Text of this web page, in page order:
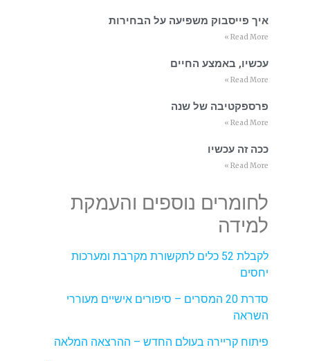
איך פייסבוק משפיעה על הבחירות
Read More »
עכשיו, באמצע החיים
Read More »
פרספקטיבה של שנה
Read More »
ככה זה עכשיו
Read More »
לחומרים נוספים והעמקת
למידה
לקבלת 52 כלים לתקשורת מקרבת ומערכות
יחסים
סדרת 20 המסרים – סיפורים אישיים מעוררי
השראה
פיתוח קריירה בעולם החדש – ההרצאה המלאה